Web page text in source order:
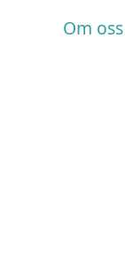
Om oss